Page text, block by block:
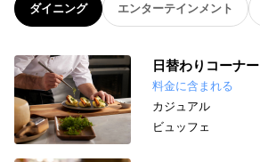
ダイニング エンターテインメント
日替わりコーナー
料金に含まれる
カジュアル
ビュッフェ